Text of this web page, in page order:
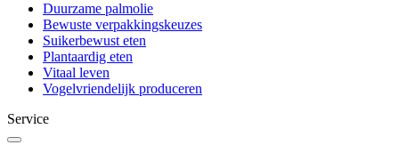
Duurzame palmolie
Bewuste verpakkingskeuzes
Suikerbewust eten
Plantaardig eten
Vitaal leven
Vogelvriendelijk produceren
Service